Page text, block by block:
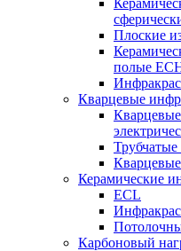
Плоские
полые
Кварцевые
Трубчатые
Керамические
ECL
Карбоновый